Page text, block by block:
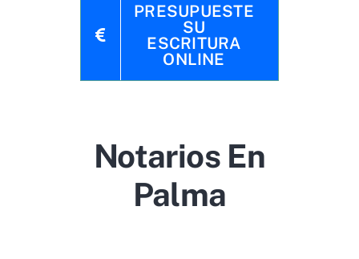
PRESUPUESTE
SU
ESCRITURA
ONLINE
Notarios En
Palma